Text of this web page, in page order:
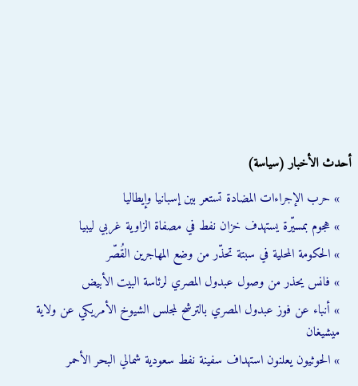
أحدث الأخبار (سياسة)
» حرب الإجراءات المضادة تستعر بين إسبانيا وإيطاليا
» هجوم بمسيّرة يستهدف خزان نفط في مصفاة الزاوية غربي ليبيا
» الحكومة المحلية في سبتة تحذّر من وضع المهاجرين القُصّر
» فانس يحذر من وصول عبدول المصري لرئاسة البيت الأبيض
» أنباء عن فوز عبدول المصري بالترشح لمجلس الشيوخ الأمريكي عن ولاية
ميشيغان
» الحوثيون يعلنون استهداف سفينة نفط سعودية شمالي البحر الأحمر